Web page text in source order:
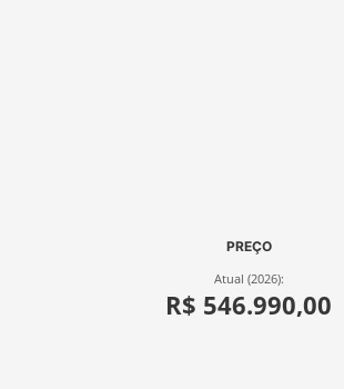
PREÇO
Atual (2026):
R$ 546.990,00